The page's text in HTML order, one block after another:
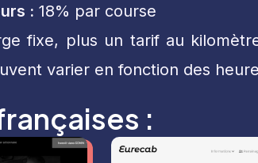
: 18% par course
fixe, plus un tarif au
varier en fonction des
: